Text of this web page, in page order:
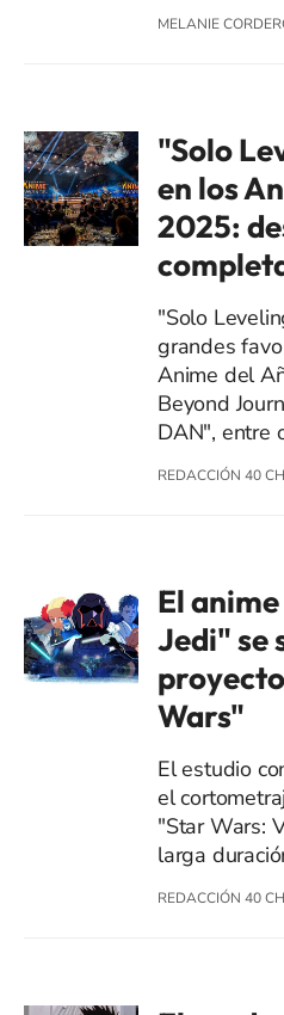
MELANIE
"Solo
en los
2025:
"Solo
grandes
Anime del
Beyond
DAN", entre
REDACCIÓN 40
El
Jedi" se
Wars"
El estudio
el
"Star Wars:
larga
REDACCIÓN 40